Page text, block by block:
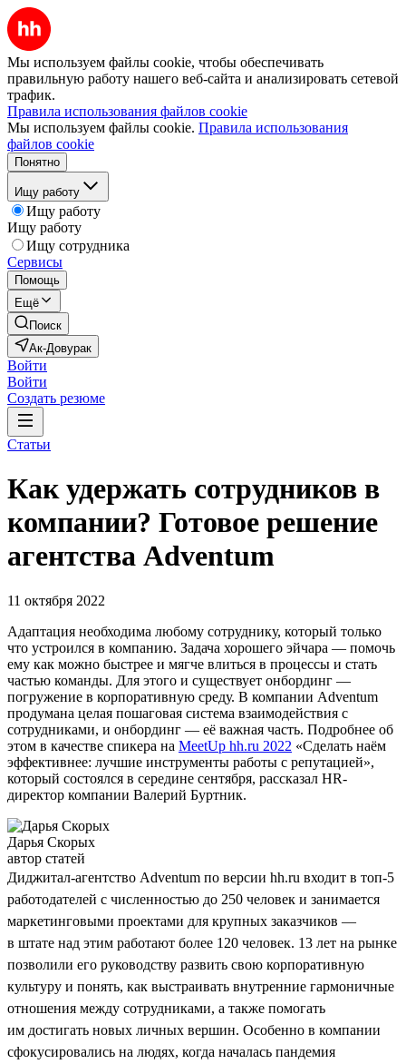
Мы используем файлы cookie, чтобы обеспечивать
правильную работу нашего веб-сайта и анализировать сетевой
трафик.
Правила использования файлов cookie
Мы используем файлы cookie. Правила использования
файлов cookie
Понятно
Ищу работу
Ищу работу
Ищу работу
Ищу сотрудника
Сервисы
Помощь
Ещё
Поиск
Ак-Довурак
Войти
Войти
Создать резюме
Статьи
Как удержать сотрудников в
компании? Готовое решение
агентства Adventum
11 октября 2022
Адаптация необходима любому сотруднику, который только
что устроился в компанию. Задача хорошего эйчара — помочь
ему как можно быстрее и мягче влиться в процессы и стать
частью команды. Для этого и существует онбординг —
погружение в корпоративную среду. В компании Adventum
продумана целая пошаговая система взаимодействия с
сотрудниками, и онбординг — её важная часть. Подробнее об
этом в качестве спикера на MeetUp hh.ru 2022 «Сделать наём
эффективнее: лучшие инструменты работы с репутацией»,
который состоялся в середине сентября, рассказал HR-
директор компании Валерий Буртник.
Дарья Скорых
автор статей
Диджитал-агентство Adventum по версии hh.ru входит в топ-5
работодателей с численностью до 250 человек и занимается
маркетинговыми проектами для крупных заказчиков —
в штате над этим работают более 120 человек. 13 лет на рынке
позволили его руководству развить свою корпоративную
культуру и понять, как выстраивать внутренние гармоничные
отношения между сотрудниками, а также помогать
им достигать новых личных вершин. Особенно в компании
сфокусировались на людях, когда началась пандемия